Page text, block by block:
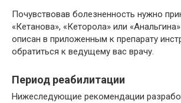
Почувствовав болезненность нужно
«Кетанова», «Кеторола» или
описан в приложенным к препарату
обратиться к ведущему вас врачу.
Период реабилитации
Нижеследующие рекомендации